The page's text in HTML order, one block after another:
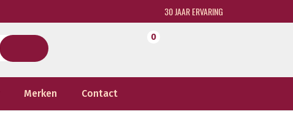
30 JAAR ERVARING
0
Merken Contact